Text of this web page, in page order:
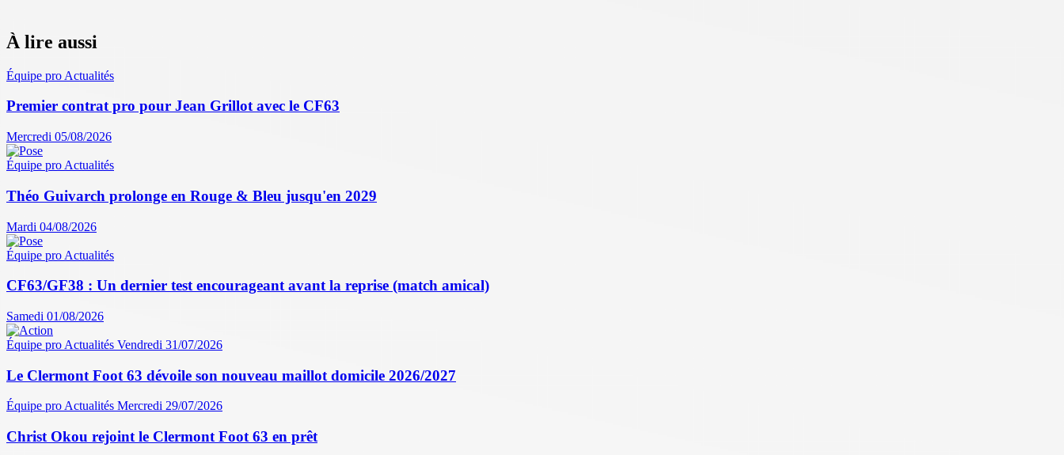
À lire aussi
Équipe pro Actualités
Premier contrat pro pour Jean Grillot avec le CF63
Mercredi 05/08/2026
Équipe pro Actualités
Théo Guivarch prolonge en Rouge & Bleu jusqu'en 2029
Mardi 04/08/2026
Équipe pro Actualités
CF63/GF38 : Un dernier test encourageant avant la reprise (match amical)
Samedi 01/08/2026
Équipe pro Actualités Vendredi 31/07/2026
Le Clermont Foot 63 dévoile son nouveau maillot domicile 2026/2027
Équipe proActualités Mercredi 29/07/2026
Christ Okou rejoint le Clermont Foot 63 en prêt